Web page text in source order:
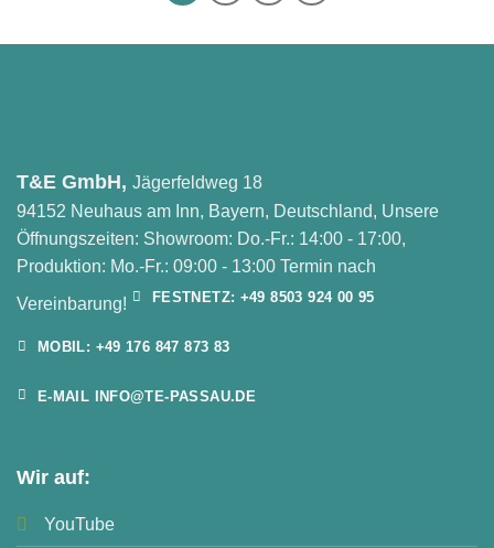
T&E GmbH, Jägerfeldweg 18
94152 Neuhaus am Inn, Bayern, Deutschland, Unsere
Öffnungszeiten: Showroom: Do.-Fr.: 14:00 - 17:00,
Produktion: Mo.-Fr.: 09:00 - 13:00 Termin nach
Vereinbarung!
FESTNETZ: +49 8503 924 00 95
MOBIL: +49 176 847 873 83
E-MAIL INFO@TE-PASSAU.DE
Wir auf:
YouTube